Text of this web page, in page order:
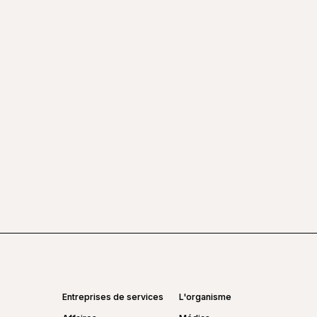
Entreprises de services
L'organisme